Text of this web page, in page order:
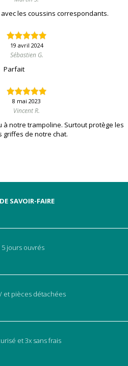
les coussins correspondants.
19 avril 2024
Sébastien G.
Parfait
8 mai 2023
Vincent R.
notre trampoline. Surtout protège les
griffes de notre chat.
DE SAVOIR-FAIRE
5 jours ouvrés
et pièces détachées
et 3x sans frais